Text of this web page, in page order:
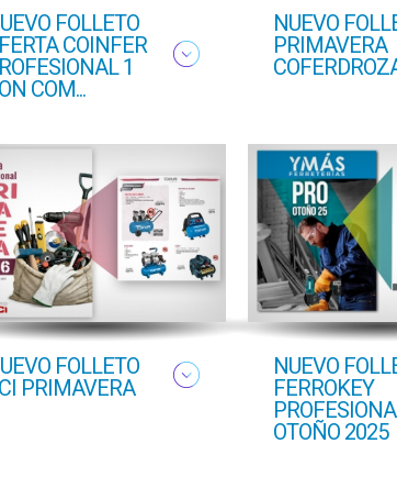
FOLLETO
COINFER
1
COM...
FOLLETO
PRIMAVERA
NUEVO
PRIMAVERA
NUEVO
FERROKEY
OTOÑO 2025